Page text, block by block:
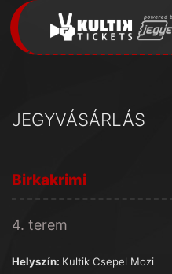
JEGYVÁSÁRLÁS
Birkakrimi
4. terem
Helyszín: Kultik Csepel Mozi